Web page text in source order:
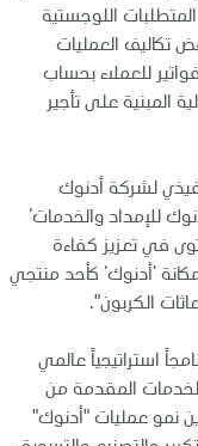
اللوجستية
تكاليف العمليات
للعملاء بحساب
المبنية على تأجير
لشركة أدنوك
للإمداد والخدمات‘
في تعزيز كفاءة
’أدنوك‘ كأحد منتجي
الكربون".
استراتيجياً عالمي
المقدمة من
نمو عمليات "أدنوك"